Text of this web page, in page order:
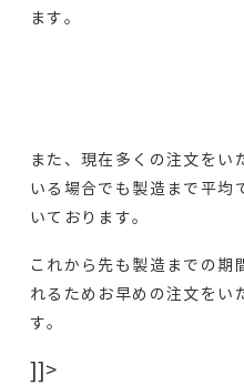
ます。
また、現在多くの注文をい
いる場合でも製造まで平均
いております。
これから先も製造までの期
れるためお早めの注文をい
す。
]]>